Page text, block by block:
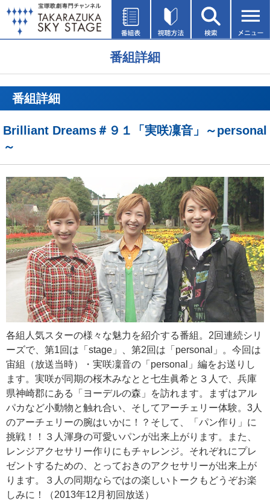
番組詳細
番組詳細
Brilliant Dreams＃９１「実咲凜音」～personal
～
各組人気スターの様々な魅力を紹介する番組。2回連続シリ
ーズで、第1回は「stage」、第2回は「personal」。今回は
宙組（放送当時）・実咲凜音の「personal」編をお送りし
ます。実咲が同期の桜木みなとと七生眞希と３人で、兵庫
県神崎郡にある「ヨーデルの森」を訪れます。まずはアル
パカなど小動物と触れ合い、そしてアーチェリー体験。3人
のアーチェリーの腕はいかに！？そして、「パン作り」に
挑戦！！３人渾身の可愛いパンが出来上がります。また、
レンジアクセサリー作りにもチャレンジ。それぞれにプレ
ゼントするための、とっておきのアクセサリーが出来上が
ります。３人の同期ならではの楽しいトークもどうぞお楽
しみに！（2013年12月初回放送）